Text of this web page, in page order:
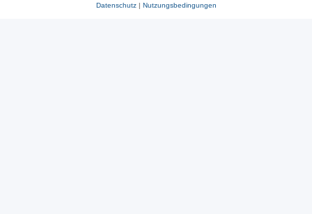
Datenschutz| Nutzungsbedingungen